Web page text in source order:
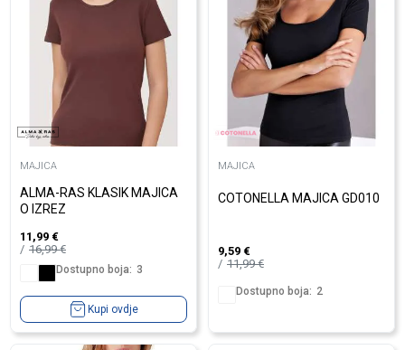
MAJICA
ALMA-RAS KLASIK MAJICA
O IZREZ
11,99 €
16,99€
Dostupno boja: 3
Kupi ovdje
MAJICA
COTONELLA MAJICA GD010
9,59 €
11,99€
Dostupno boja: 2